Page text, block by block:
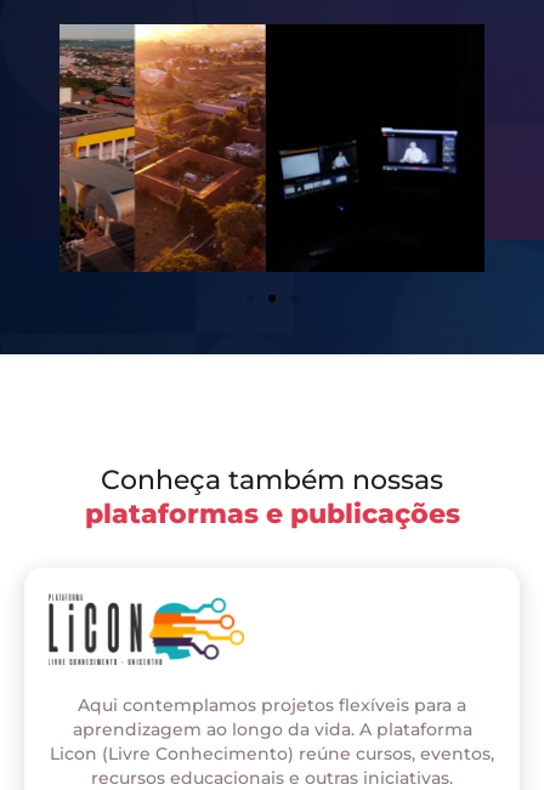
Conheça também nossas
plataformas e publicações
Aqui contemplamos projetos flexíveis para a
aprendizagem ao longo da vida. A plataforma
Licon (Livre Conhecimento) reúne cursos, eventos,
recursos educacionais e outras iniciativas.